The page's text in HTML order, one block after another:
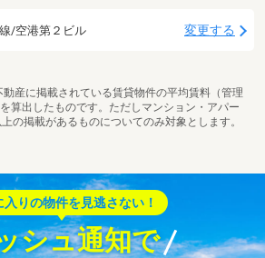
/空港第２ビル 変更する
産に掲載されている賃貸物件の平均賃料（管理
算出したものです。ただしマンション・アパー
の掲載があるものについてのみ対象とします。
入りの物件を見逃さない！
シュ通知で